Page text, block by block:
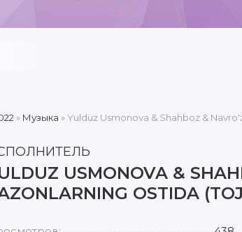
» Музыка » Yulduz Usmonova & Shahboz &
USMONOVA &
OSTIDA